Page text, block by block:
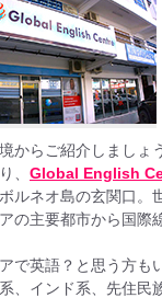
からご紹介しまし
、 Global English
ルネオ島の玄関口。
の主要都市から国際
で英語？と思う方も
、インド系、先住民